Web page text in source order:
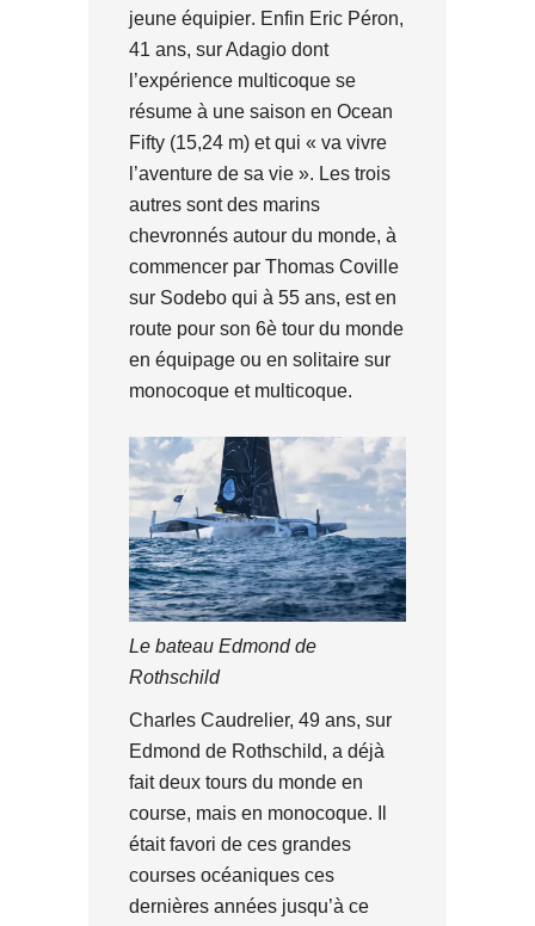
jeune équipier. Enfin Eric Péron,
41 ans, sur Adagio dont
l’expérience multicoque se
résume à une saison en Ocean
Fifty (15,24 m) et qui « va vivre
l’aventure de sa vie ». Les trois
autres sont des marins
chevronnés autour du monde, à
commencer par Thomas Coville
sur Sodebo qui à 55 ans, est en
route pour son 6è tour du monde
en équipage ou en solitaire sur
monocoque et multicoque.
Le bateau Edmond de
Rothschild
Charles Caudrelier, 49 ans, sur
Edmond de Rothschild, a déjà
fait deux tours du monde en
course, mais en monocoque. Il
était favori de ces grandes
courses océaniques ces
dernières années jusqu’à ce